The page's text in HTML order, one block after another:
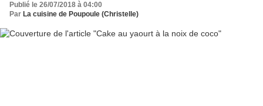
Publié le 26/07/2018 à 04:00
Par La cuisine de Poupoule (Christelle)